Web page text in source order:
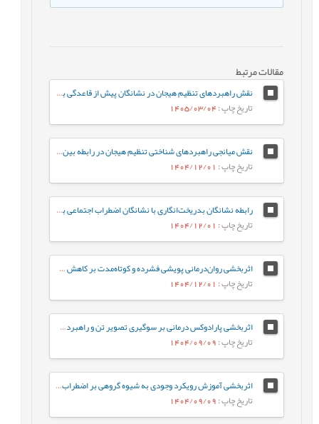
مقالات مرتبط
نقش راهبردهای تنظیم هیجان در نشانگان پیش از قاعدگی با میانجی‌گری انعطاف‌پذیری شناختی
تاریخ چاپ: 1405/03/04
نقش میانجی راهبردهای شناختی تنظیم هیجان در رابطه بین سبک‌های دلبستگی ناایمن بزرگسالان و علائم اختلال وسواسی- اجباری
تاریخ چاپ: 1404/12/01
رابطه نشانگان بدریخت‌انگاری با نشانگان اضطراب اجتماعی با میانجی‌گری عزت‌نفس
تاریخ چاپ: 1404/12/01
اثربخشی روان‌درمانی پویشی فشرده و کوتاه‌‌مدت بر کاهش علائم و مکانیسم‌های دفاعی اختلال شخصیت مرزی
تاریخ چاپ: 1404/12/01
اثربخشی پارادوکس درمانی بر سوگیری تصویر تن و راهبردهای مقابله‌ای بدنی افراد چاق با اختلال بدریختی بدن
تاریخ چاپ: 1404/09/09
اثربخشی آموزش رویکرد وجودی به شیوه گروهی بر اضطراب مرگ و احساس تنهایی دانشجویان دارای علائم اضطراب جدایی بزرگسالی
تاریخ چاپ: 1404/09/09